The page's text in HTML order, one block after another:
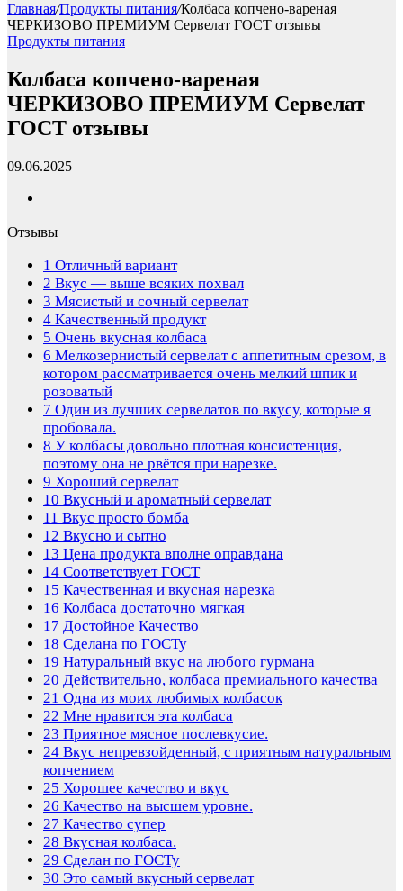
Главная/Продукты питания/Колбаса копчено-вареная
ЧЕРКИЗОВО ПРЕМИУМ Сервелат ГОСТ отзывы
Продукты питания
Колбаса копчено-вареная
ЧЕРКИЗОВО ПРЕМИУМ Сервелат
ГОСТ отзывы
09.06.2025
Отзывы
1 Отличный вариант
2 Вкус — выше всяких похвал
3 Мясистый и сочный сервелат
4 Качественный продукт
5 Очень вкусная колбаса
6 Мелкозернистый сервелат с аппетитным срезом, в
котором рассматривается очень мелкий шпик и
розоватый
7 Один из лучших сервелатов по вкусу, которые я
пробовала.
8 У колбасы довольно плотная консистенция,
поэтому она не рвётся при нарезке.
9 Хороший сервелат
10 Вкусный и ароматный сервелат
11 Вкус просто бомба
12 Вкусно и сытно
13 Цена продукта вполне оправдана
14 Соответствует ГОСТ
15 Качественная и вкусная нарезка
16 Колбаса достаточно мягкая
17 Достойное Качество
18 Сделана по ГОСТу
19 Натуральный вкус на любого гурмана
20 Действительно, колбаса премиального качества
21 Одна из моих любимых колбасок
22 Мне нравится эта колбаса
23 Приятное мясное послевкусие.
24 Вкус непревзойденный, с приятным натуральным
копчением
25 Хорошее качество и вкус
26 Качество на высшем уровне.
27 Качество супер
28 Вкусная колбаса.
29 Сделан по ГОСТу
30 Это самый вкусный сервелат